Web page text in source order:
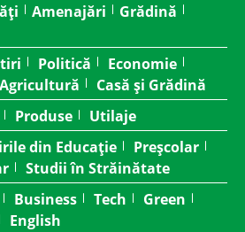
Amenajări
Grădină
Politică
Economie
Agricultură
Casă și Grădină
Produse
Utilaje
din Educație
Preșcolar
Studii în Străinătate
Business Tech
Green
English